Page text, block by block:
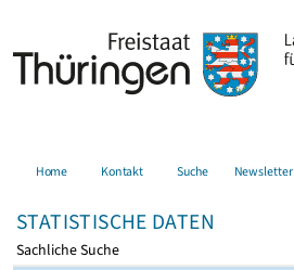
Home Kontakt Suche Newsletter
STATISTISCHE DATEN
Sachliche Suche